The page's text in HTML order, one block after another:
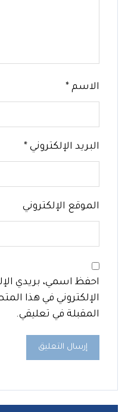
الاسم *
البريد الإلكتروني *
الموقع الإلكتروني
احفظ اسمي، بريدي
الإلكتروني في هذا
المقبلة في تعليقي.
إرسال التعليق